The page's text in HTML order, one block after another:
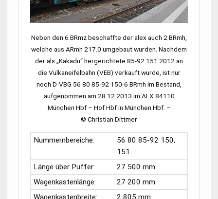
Neben den 6 BRmz beschaffte der alex auch 2 BRmh,
welche aus ARmh 217.0 umgebaut wurden. Nachdem
der als „Kakadu“ hergerichtete 85-92 151 2012 an
die Vulkaneifelbahn (VEB) verkauft wurde, ist nur
noch D-VBG 56 80 85-92 150-6 BRmh im Bestand,
aufgenommen am 28.12.2013 im ALX 84110
München Hbf– Hof Hbfin München Hbf. –
© Christian Dittmer
Nummernbereiche:
56 80 85-92 150,
151
Länge über Puffer:
27 500 mm
Wagenkastenlänge:
27 200 mm
Wagenkastenbreite:
2 805 mm